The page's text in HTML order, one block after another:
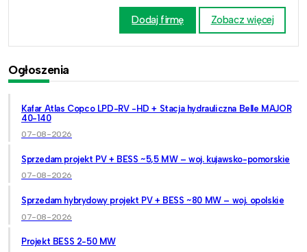
Dodaj firmę Zobacz więcej
Ogłoszenia
Kafar Atlas Copco LPD-RV -HD + Stacja hydrauliczna Belle MAJOR
40-140
07-08-2026
Sprzedam projekt PV + BESS ~5,5 MW – woj. kujawsko-pomorskie
07-08-2026
Sprzedam hybrydowy projekt PV + BESS ~80 MW – woj. opolskie
07-08-2026
Projekt BESS 2-50 MW